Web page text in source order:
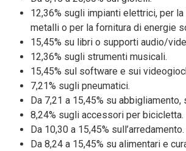
12,36% sugli impianti elettrici, per
metalli o per la fornitura di energie
15,45% su libri o supporti audio/
12,36% sugli strumenti musicali.
15,45% sul software e sui
7,21% sugli pneumatici.
Da 7,21 a 15,45% su abbigliamento,
8,24% sugli accessori per bicicletta.
Da 10,30 a 15,45% sull’arredamento.
Da 8,24 a 15,45% su alimentari e